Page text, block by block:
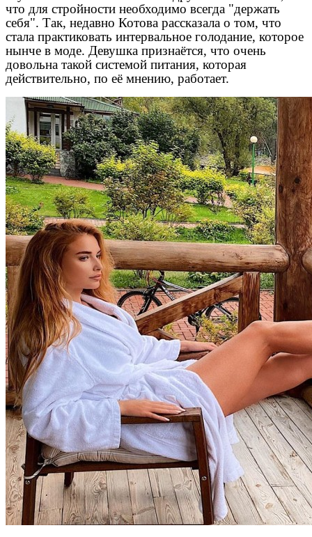
что для стройности необходимо всегда "держать
себя". Так, недавно Котова рассказала о том, что
стала практиковать интервальное голодание, которое
нынче в моде. Девушка признаётся, что очень
довольна такой системой питания, которая
действительно, по её мнению, работает.